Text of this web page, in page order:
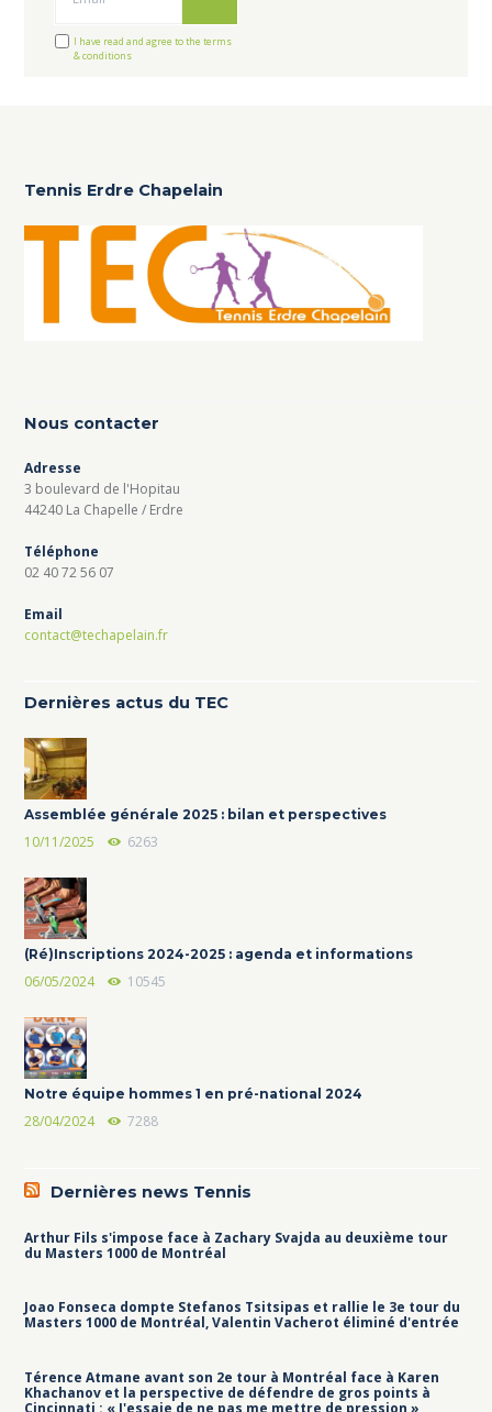
I have read and agree to the terms
& conditions
Tennis Erdre Chapelain
Nous contacter
Adresse
3 boulevard de l'Hopitau
44240 La Chapelle / Erdre
Téléphone
02 40 72 56 07
Email
contact@techapelain.fr
Dernières actus du TEC
Assemblée générale 2025 : bilan et perspectives
10/11/2025 6263
(Ré)Inscriptions 2024-2025 : agenda et informations
06/05/2024 10545
Notre équipe hommes 1 en pré-national 2024
28/04/2024 7288
Dernières news Tennis
Arthur Fils s'impose face à Zachary Svajda au deuxième tour
du Masters 1000 de Montréal
Joao Fonseca dompte Stefanos Tsitsipas et rallie le 3e tour du
Masters 1000 de Montréal, Valentin Vacherot éliminé d'entrée
Térence Atmane avant son 2e tour à Montréal face à Karen
Khachanov et la perspective de défendre de gros points à
Cincinnati : « J'essaie de ne pas me mettre de pression »